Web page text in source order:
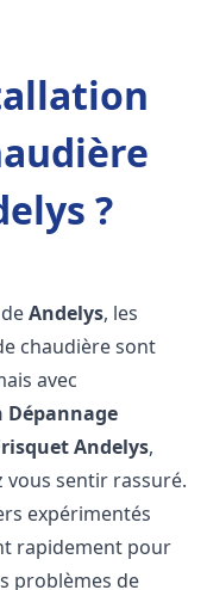
?
deAndelys, les
chaudière sont
avec
Andelys,
vous sentir rassuré.
expérimentés
rapidement pour
problèmes de